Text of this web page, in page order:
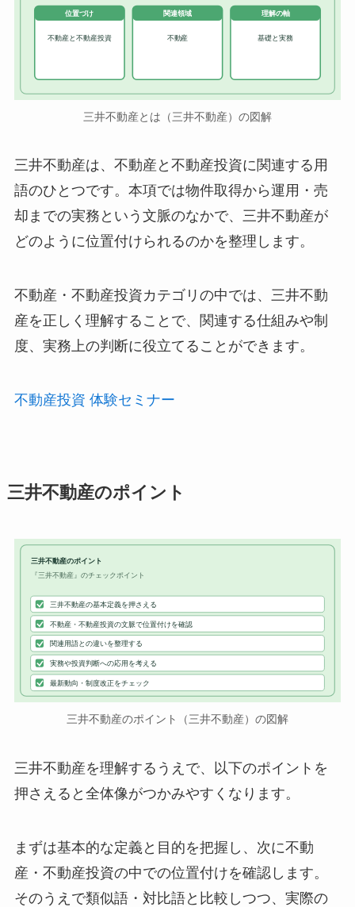
位置づけ
不動産と不動産投資
関連領域
不動産
理解の軸
基礎と実務
三井不動産とは（三井不動産）の図解
三井不動産は、不動産と不動産投資に関連する用
語のひとつです。本項では物件取得から運用・売
却までの実務という文脈のなかで、三井不動産が
どのように位置付けられるのかを整理します。
不動産・不動産投資カテゴリの中では、三井不動
産を正しく理解することで、関連する仕組みや制
度、実務上の判断に役立てることができます。
不動産投資 体験セミナー
三井不動産のポイント
三井不動産のポイント
『三井不動産』のチェックポイント
三井不動産の基本定義を押さえる
不動産・不動産投資の文脈で位置付けを確認
関連用語との違いを整理する
実務や投資判断への応用を考える
最新動向・制度改正をチェック
三井不動産のポイント（三井不動産）の図解
三井不動産を理解するうえで、以下のポイントを
押さえると全体像がつかみやすくなります。
まずは基本的な定義と目的を把握し、次に不動
産・不動産投資の中での位置付けを確認します。
そのうえで類似語・対比語と比較しつつ、実際の